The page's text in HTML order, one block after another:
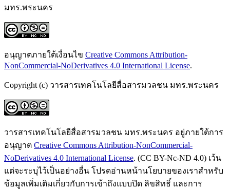
มทร.พระนคร
อนุญาตภายใต้เงื่อนไข Creative Commons Attribution-
NonCommercial-NoDerivatives 4.0 International License.
Copyright (c) วารสารเทคโนโลยีสื่อสารมวลชน มทร.พระนคร
วารสารเทคโนโลยีสื่อสารมวลชน มทร.พระนคร อยู่ภายใต้การ
อนุญาต Creative Commons Attribution-NonCommercial-
NoDerivatives 4.0 International License. (CC BY-Nc-ND 4.0) เว้น
แต่จะระบุไว้เป็นอย่างอื่น โปรดอ่านหน้านโยบายของเราสำหรับ
ข้อมูลเพิ่มเติมเกี่ยวกับการเข้าถึงแบบปิด ลิขสิทธิ์ และการ